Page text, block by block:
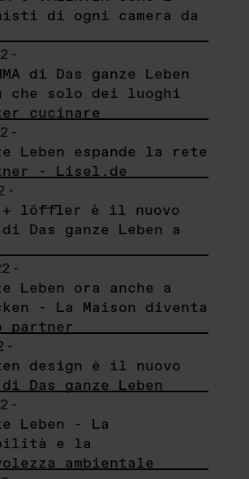
di ogni camera da
-
di Das ganze Leben
che solo dei luoghi
cucinare
-
Leben espande la rete
- Lisel.de
-
+ löffler è il nuovo
Das ganze Leben a
-
Leben ora anche a
- La Maison diventa
partner
-
design è il nuovo
Das ganze Leben
-
Leben - La
e la
ambientale